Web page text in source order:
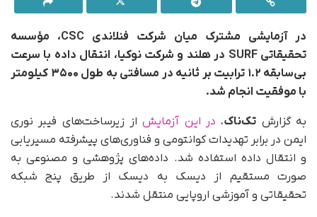
در آزمایشی مشترک میان شرکت فنلاندی CSC، مؤسسه
تحقیقاتی SURF در هلند و شرکت نوکیا، انتقال داده‌ با سرعت
بی‌سابقه ۱.۲ ترابیت بر ثانیه در مسافتی به طول ۳۵۰۰ کیلومتر
با موفقیت انجام شد.
به گزارش تک‌ناک، در این آزمایشاز زیرساخت‌های فیبر نوری
ایمن در برابر تهدیدات کوانتومی و فناوری‌های پیشرفته مسیریابی
و انتقال داده استفاده شد. داده‌های پژوهشی و مصنوعی به
صورت مستقیم از دیسک به دیسک از طریق پنج شبکه
تحقیقاتی و آموزشی اروپایی منتقل شدند.